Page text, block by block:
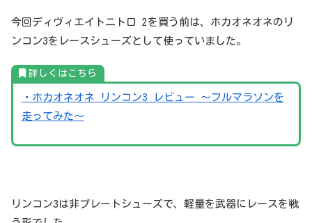
今回ディヴィエイトニトロ 2を買う前は、ホカオネオネのリ
ンコン3をレースシューズとして使っていました。
詳しくはこちら
・ホカオネオネ リンコン3 レビュー 〜フルマラソンを
走ってみた〜
リンコン3は非プレートシューズで、軽量を武器にレースを戦